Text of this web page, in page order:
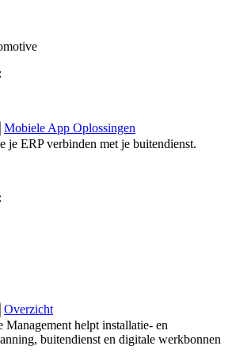
Mobiele App Oplossingen
je ERP verbinden met je buitendienst.
Overzicht
helpt installatie- en
buitendienst en digitale werkbonnen